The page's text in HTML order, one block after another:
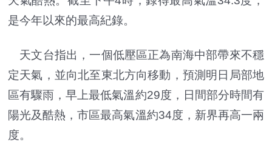
是今年以來的最高紀錄。
天文台指出，一個低壓區正為南海中部帶來不穩
定天氣，並向北至東北方向移動，預測明日局部地
區有驟雨，早上最低氣溫約29度，日間部分時間有
陽光及酷熱，市區最高氣溫約34度，新界再高一兩
度。